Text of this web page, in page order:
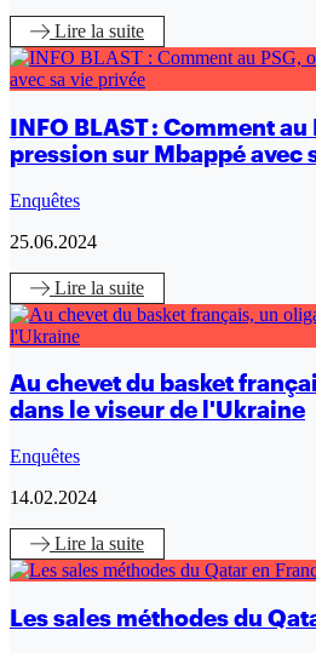
Lire la suite
INFO BLAST : Comment au
pression sur Mbappé avec
Enquêtes
25.06.2024
Lire la suite
Au chevet du basket
dans le viseur de l'Ukraine
Enquêtes
14.02.2024
Lire la suite
Les sales méthodes du